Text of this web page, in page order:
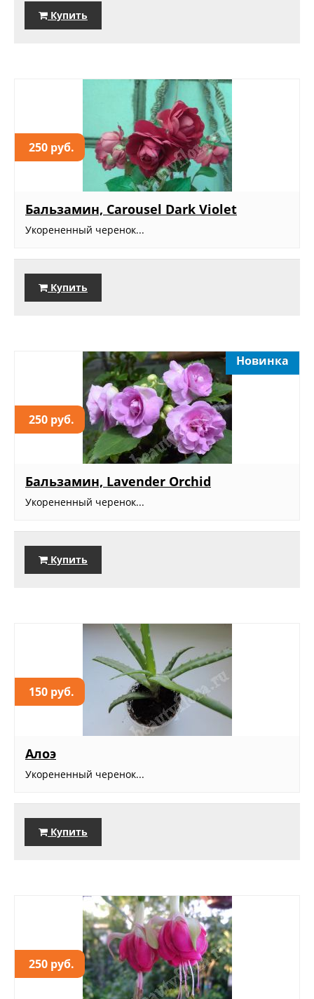
Купить
250 руб.
Бальзамин, Carousel Dark Violet
Укорененный черенок...
Купить
250 руб.
Новинка
Бальзамин, Lavender Orchid
Укорененный черенок...
Купить
150 руб.
Алоэ
Укорененный черенок...
Купить
250 руб.